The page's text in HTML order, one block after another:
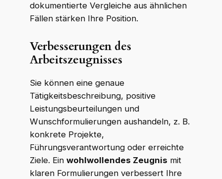
dokumentierte Vergleiche aus ähnlichen
Fällen stärken Ihre Position.
Verbesserungen des
Arbeitszeugnisses
Sie können eine genaue
Tätigkeitsbeschreibung, positive
Leistungsbeurteilungen und
Wunschformulierungen aushandeln, z. B.
konkrete Projekte,
Führungsverantwortung oder erreichte
Ziele. Ein wohlwollendes Zeugnis mit
klaren Formulierungen verbessert Ihre